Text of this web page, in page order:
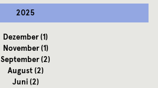
2025
Dezember(1)
November(1)
September(2)
August(2)
Juni(2)